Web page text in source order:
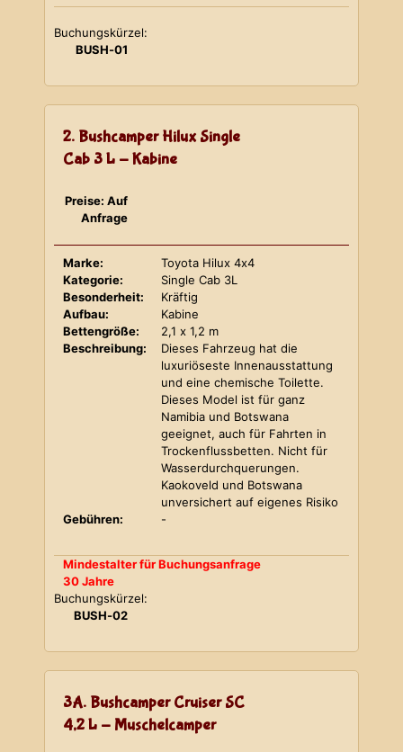
Buchungskürzel:
BUSH-01
2. Bushcamper Hilux Single
Cab 3 L - Kabine
Preise: Auf
Anfrage
Marke:
Toyota Hilux 4x4
Kategorie:
Single Cab 3L
Besonderheit:
Kräftig
Aufbau:
Kabine
Bettengröße:
2,1 x 1,2 m
Beschreibung:
Dieses Fahrzeug hat die
luxuriöseste Innenausstattung
und eine chemische Toilette.
Dieses Model ist für ganz
Namibia und Botswana
geeignet, auch für Fahrten in
Trockenflussbetten. Nicht für
Wasserdurchquerungen.
Kaokoveld und Botswana
unversichert auf eigenes Risiko
Gebühren:
-
Mindestalter für Buchungsanfrage
30 Jahre
Buchungskürzel:
BUSH-02
3A. Bushcamper Cruiser SC
4,2 L - Muschelcamper